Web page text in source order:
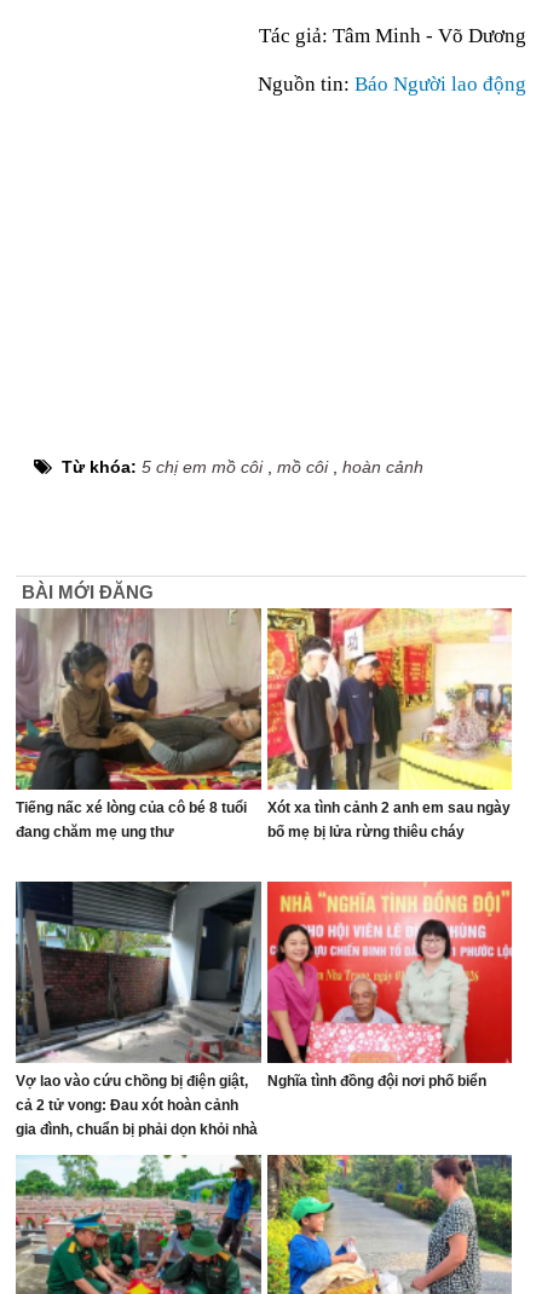
Tác giả: Tâm Minh - Võ Dương
Nguồn tin: Báo Người lao động
Từ khóa:5 chị em mồ côi,mồ côi,hoàn cảnh
BÀI MỚI ĐĂNG
Tiếng nấc xé lòng của cô bé 8 tuổi
đang chăm mẹ ung thư
Xót xa tình cảnh 2 anh em sau ngày
bố mẹ bị lửa rừng thiêu cháy
Vợ lao vào cứu chồng bị điện giật,
cả 2 tử vong: Đau xót hoàn cảnh
gia đình, chuẩn bị phải dọn khỏi nhà
Nghĩa tình đồng đội nơi phố biển